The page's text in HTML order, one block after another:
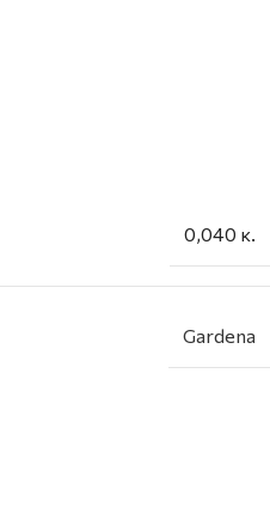
0,040 κ.
Gardena